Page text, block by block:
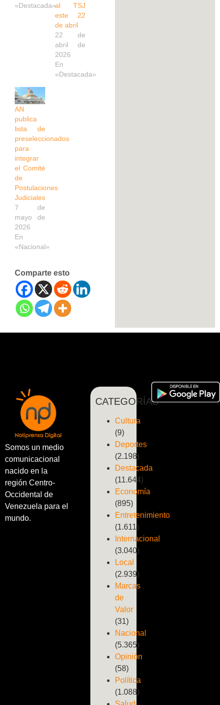
«Destacada»al TSJ
este 22
de abril
22 de
abril de
2026
En
«Destacada»
AN
publica
lista de
preseleccionados
para
integrar
el Comité
de
Postulaciones
Judiciales
7 de
mayo de
2026
En
«Nacional»
Comparte esto
Somos un medio
comunicacional
nacido en la
región Centro-
Occidental de
Venezuela para el
mundo.
CATEGORÍAS
Cultura
(9)
Deportes
(2.198)
Destacada
(11.644)
Economía
(895)
Entretenimiento
(1.611)
Internacional
(3.040)
Local
(2.939)
Marcas
de
Valor
(31)
Nacional
(5.365)
Opinión
(58)
Política
(1.088)